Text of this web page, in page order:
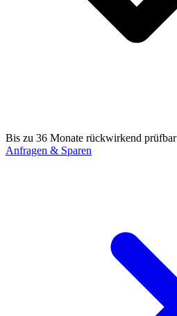
Bis zu 36 Monate rückwirkend prüfbar
Anfragen & Sparen